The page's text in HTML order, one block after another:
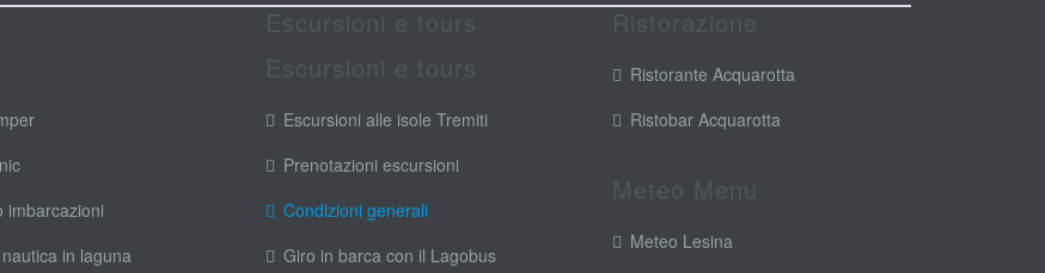
imbarcazioni
in laguna
Escursioni alle isole Tremiti
Prenotazioni escursioni
Condizioni generali
Giro in barca con il Lagobus
Ristorante Acquarotta
Ristobar Acquarotta
Meteo Lesina